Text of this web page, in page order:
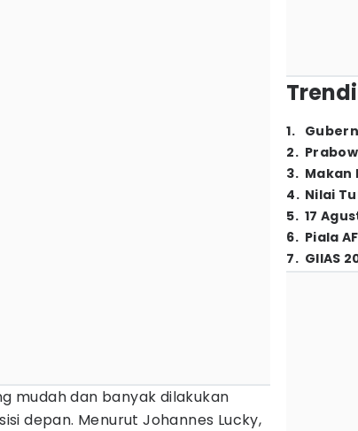
mudah dan banyak dilakukan
depan. Menurut Johannes Lucky,
1.
2.
3. Makan
4. Nilai
5. 17
6. Piala
7. GIIAS